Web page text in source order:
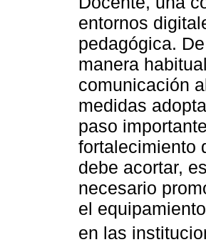
entornos
pedagógica.
manera
comunicación
medidas
paso
fortalecimiento
debe acortar,
necesario
el
en las